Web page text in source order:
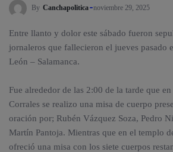
By Canchapolitica noviembre 29, 2025
Entre llanto y dolor este sábado fueron
jornaleros que fallecieron el jueves pasado
León – Salamanca.
Fue alrededor de las 2:00 de la tarde que
Corrales se realizo una misa de cuerpo
oración por; Rubén Vázquez Soza, Pedro
Martín Pantoja. Mientras que en el templo
ofreció una misa con los siete cuerpos